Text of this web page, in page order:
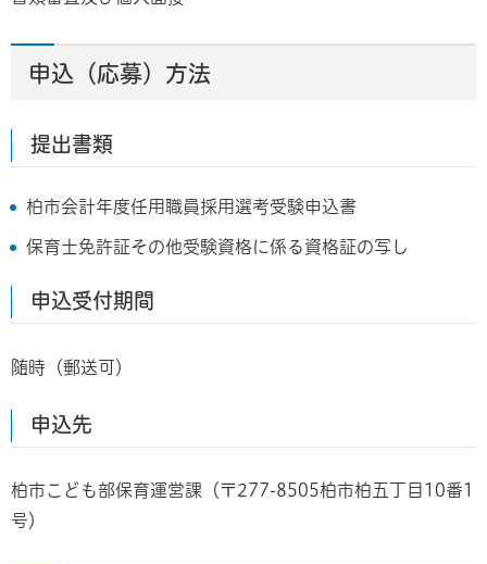
申込（応募）方法
提出書類
柏市会計年度任用職員採用選考受験申込書
保育士免許証その他受験資格に係る資格証の写し
申込受付期間
随時（郵送可）
申込先
柏市こども部保育運営課（〒277-8505柏市柏五丁目10番1
号）